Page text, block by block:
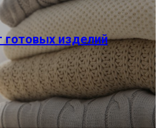
готовых изделий